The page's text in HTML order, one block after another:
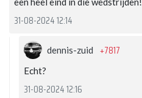
31-08-2024 12:14
dennis-zuid +7817
Echt?
31-08-2024 12:16